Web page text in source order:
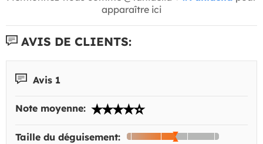
apparaître ici
AVIS DE CLIENTS:
Avis 1
Note moyenne:
Taille du déguisement: